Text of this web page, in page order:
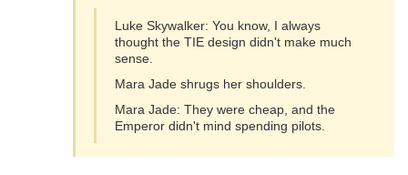
Luke Skywalker: You know, I always
thought the TIE design didn't make much
sense.
Mara Jade shrugs her shoulders.
Mara Jade: They were cheap, and the
Emperor didn't mind spending pilots.